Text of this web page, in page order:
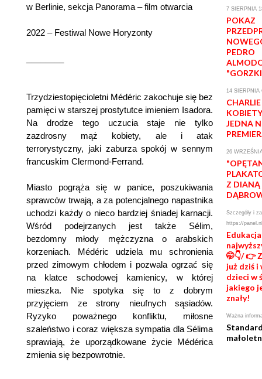
w Berlinie, sekcja Panorama – film otwarcia
2022 – Festiwal Nowe Horyzonty
Trzydziestopięcioletni Médéric zakochuje się bez
pamięci w starszej prostytutce imieniem Isadora.
Na drodze tego uczucia staje nie tylko
zazdrosny mąż kobiety, ale i atak
terrorystyczny, jaki zaburza spokój w sennym
francuskim Clermond-Ferrand.
Miasto pogrąża się w panice, poszukiwania
sprawców trwają, a za potencjalnego napastnika
uchodzi każdy o nieco bardziej śniadej karnacji.
Wśród podejrzanych jest także Sélim,
bezdomny młody mężczyzna o arabskich
korzeniach. Médéric udziela mu schronienia
przed zimowym chłodem i pozwala ogrzać się
na klatce schodowej kamienicy, w której
mieszka. Nie spotyka się to z dobrym
przyjęciem ze strony nieufnych sąsiadów.
Ryzyko poważnego konfliktu, miłosne
szaleństwo i coraz większa sympatia dla Sélima
sprawiają, że uporządkowane życie Médérica
zmienia się bezpowrotnie.
7 SIERPNIA
POKAZ
PEDRO
14 SIERPNIA
JEDNA
26
Z DIANĄ
Szczegóły i
https://
🤭👇/ 👉
już dziś i
dzieci w
jakiego
znały!
Ważna